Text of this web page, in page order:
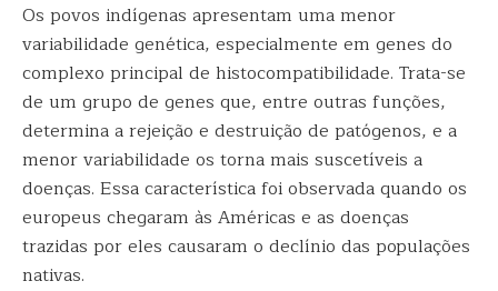
Os povos indígenas apresentam uma menor
variabilidade genética, especialmente em genes do
complexo principal de histocompatibilidade. Trata-se
de um grupo de genes que, entre outras funções,
determina a rejeição e destruição de patógenos, e a
menor variabilidade os torna mais suscetíveis a
doenças. Essa característica foi observada quando os
europeus chegaram às Américas e as doenças
trazidas por eles causaram o declínio das populações
nativas.